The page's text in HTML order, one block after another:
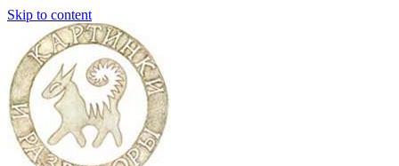
Skip to content